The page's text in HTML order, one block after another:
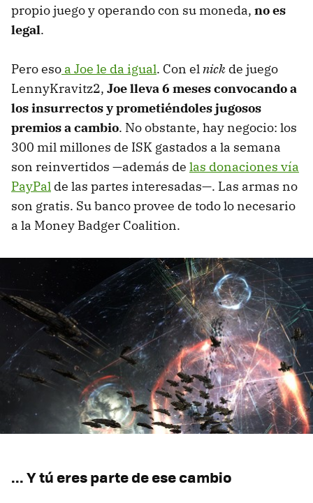
propio juego y operando con su moneda, no es
legal.
Pero eso a Joe le da igual. Con elnick de juego
LennyKravitz2, Joe lleva 6 meses convocando a
los insurrectos y prometiéndoles jugosos
premios a cambio. No obstante, hay negocio: los
300 mil millones de ISK gastados a la semana
son reinvertidos —además de las donaciones vía
PayPal de las partes interesadas—. Las armas no
son gratis. Su banco provee de todo lo necesario
a la Money Badger Coalition.
... Y tú eres parte de ese cambio